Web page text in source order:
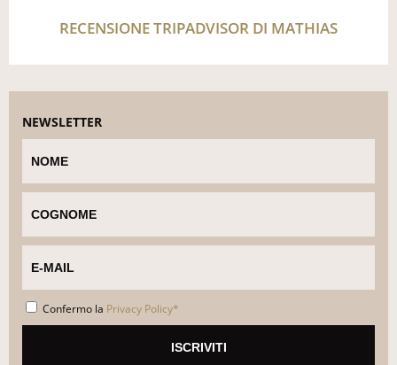
RECENSIONE TRIPADVISOR DI MATHIAS
NEWSLETTER
Confermo la Privacy Policy*